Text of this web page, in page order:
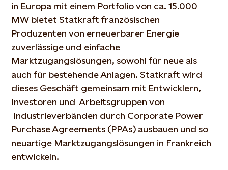
in Europa mit einem Portfolio von ca. 15.000
MW bietet Statkraft französischen
Produzenten von erneuerbarer Energie
zuverlässige und einfache
Marktzugangslösungen, sowohl für neue als
auch für bestehende Anlagen. Statkraft wird
dieses Geschäft gemeinsam mit Entwicklern,
Investoren und Arbeitsgruppen von
Industrieverbänden durch Corporate Power
Purchase Agreements (PPAs) ausbauen und so
neuartige Marktzugangslösungen in Frankreich
entwickeln.